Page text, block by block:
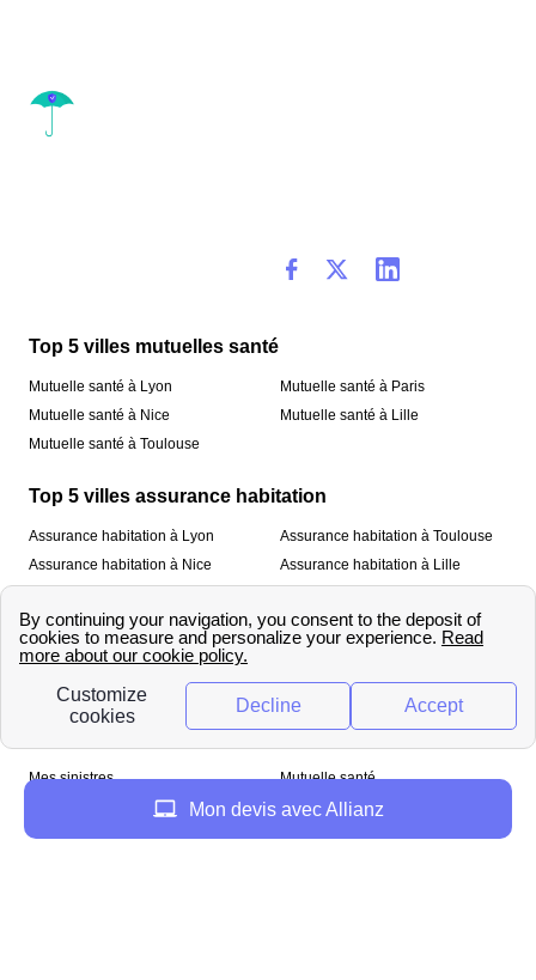
Top 5 villes mutuelles santé
Mutuelle santé à Lyon
Mutuelle santé à Nice
Mutuelle santé à Toulouse
Mutuelle santé à Paris
Mutuelle santé à Lille
Top 5 villes assurance habitation
Assurance habitation à Lyon
Assurance habitation à Nice
Assurance habitation à Toulouse
Assurance habitation à Lille
À propos
Qui sommes-nous ? Mentions légales
Mes sinistres
Assurance habitation
Mutuelle santé
Mon devis avec Allianz